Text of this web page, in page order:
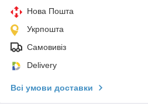
Нова Пошта
Укрпошта
Самовивіз
Delivery
Всі умови доставки